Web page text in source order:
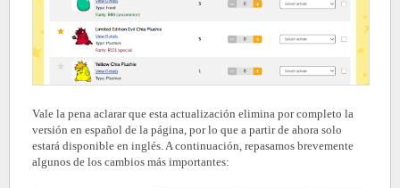
Vale la pena aclarar que esta actualización elimina por completo la
versión en español de la página, por lo que a partir de ahora solo
estará disponible en inglés. A continuación, repasamos brevemente
algunos de los cambios más importantes: